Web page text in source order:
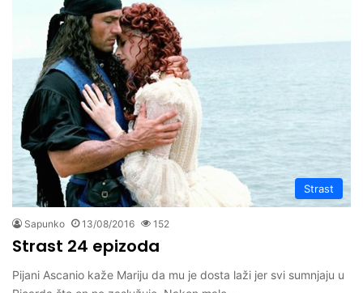
Strast
Sapunko 13/08/2016 152
Strast 24 epizoda
Pijani Ascanio kaže Mariju da mu je dosta laži jer svi sumnjaju u